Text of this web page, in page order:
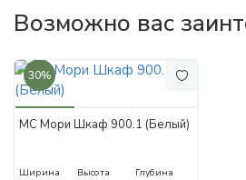
Возможно вас
30%
МС Мори Шкаф 900.1 (Белый)
Ширина Высота Глубина